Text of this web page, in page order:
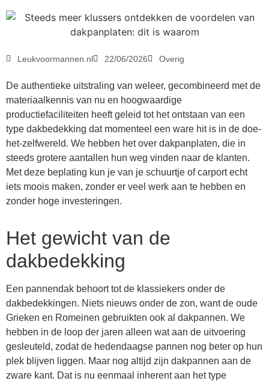
Leukvoormannen.nl 22/06/2026 Overig
De authentieke uitstraling van weleer, gecombineerd met de
materiaalkennis van nu en hoogwaardige
productiefaciliteiten heeft geleid tot het ontstaan van een
type dakbedekking dat momenteel een ware hit is in de doe-
het-zelfwereld. We hebben het over dakpanplaten, die in
steeds grotere aantallen hun weg vinden naar de klanten.
Met deze beplating kun je van je schuurtje of carport echt
iets moois maken, zonder er veel werk aan te hebben en
zonder hoge investeringen.
Het gewicht van de
dakbedekking
Een pannendak behoort tot de klassiekers onder de
dakbedekkingen. Niets nieuws onder de zon, want de oude
Grieken en Romeinen gebruikten ook al dakpannen. We
hebben in de loop der jaren alleen wat aan de uitvoering
gesleuteld, zodat de hedendaagse pannen nog beter op hun
plek blijven liggen. Maar nog altijd zijn dakpannen aan de
zware kant. Dat is nu eenmaal inherent aan het type